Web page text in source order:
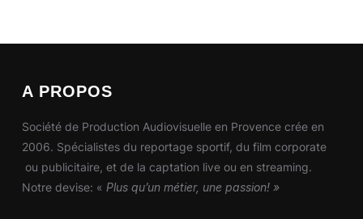
A PROPOS
Société de Production Audiovisuelle en Provence crée en
2006. Spécialistes du reportage sportif, du film corporate
ou publicitaire, et de la captation live ou en streaming.
Notre devise: « Plus qu’un métier, une passion! »